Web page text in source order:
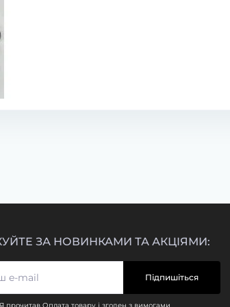
(важіль
Shacman
Leo Trade
ЗА НОВИНКАМИ ТА АКЦІЯМИ:
Підпишіться
Я прочитав Оплата товару і згоден з вимогами